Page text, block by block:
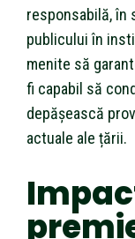
responsabilă, în
publicului în
menite să
fi capabil să
depășească
actuale ale țării.